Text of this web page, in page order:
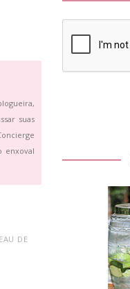
suas
enxoval
DE